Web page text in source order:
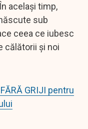
același timp,
sub
ceea ce iubesc
călătorii și noi
GRIJI pentru